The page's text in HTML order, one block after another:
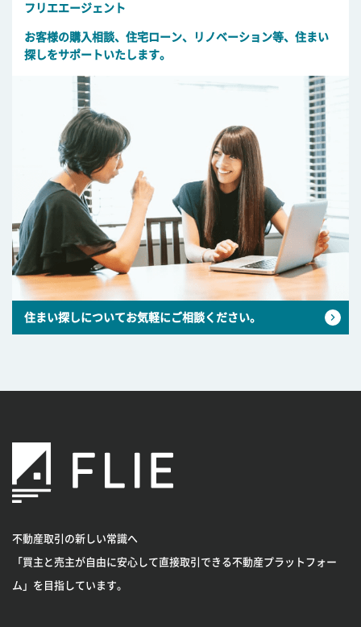
フリエエージェント
お客様の購入相談、住宅ローン、リノベーション等、住まい
探しをサポートいたします。
住まい探しについてお気軽にご相談ください。
不動産取引の新しい常識へ
「買主と売主が自由に安心して直接取引できる不動産プラットフォー
ム」を目指しています。